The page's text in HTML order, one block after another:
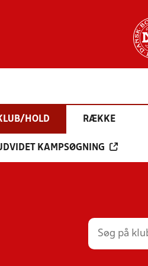
HOLD RÆKKE
KAMPSØGNING